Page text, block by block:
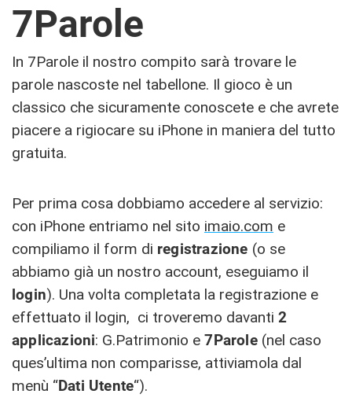
7Parole
In 7Parole il nostro compito sarà trovare le
parole nascoste nel tabellone. Il gioco è un
classico che sicuramente conoscete e che avrete
piacere a rigiocare su iPhone in maniera del tutto
gratuita.
Per prima cosa dobbiamo accedere al servizio:
con iPhone entriamo nel sito imaio.com e
compiliamo il form di registrazione (o se
abbiamo già un nostro account, eseguiamo il
login). Una volta completata la registrazione e
effettuato il login, ci troveremo davanti 2
applicazioni: G.Patrimonio e7Parole(nel caso
ques’ultima non comparisse, attiviamola dal
menù “Dati Utente“).